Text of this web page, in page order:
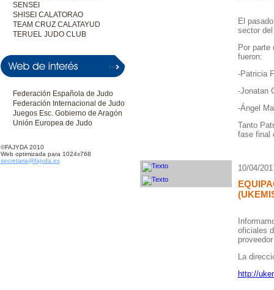
SENSEI
SHISEI CALATORAO
TEAM CRUZ CALATAYUD
TERUEL JUDO CLUB
Federación Española de Judo
Federación Internacional de Judo
Juegos Esc. Gobierno de Aragón
Unión Europea de Judo
©FAJYDA 2010
Web optimizada para 1024x768
secretaria@fajyda.es
El
sector
Por parte
fueron:
-Patricia
-Jonatan
-Ángel
Tanto
fase final
10/04/
oficiales
La
http://